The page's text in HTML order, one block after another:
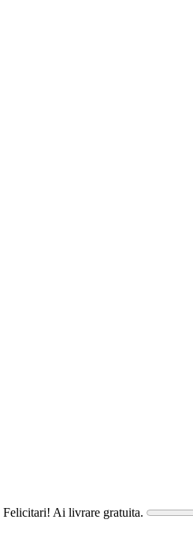
Felicitari! Ai livrare gratuita.